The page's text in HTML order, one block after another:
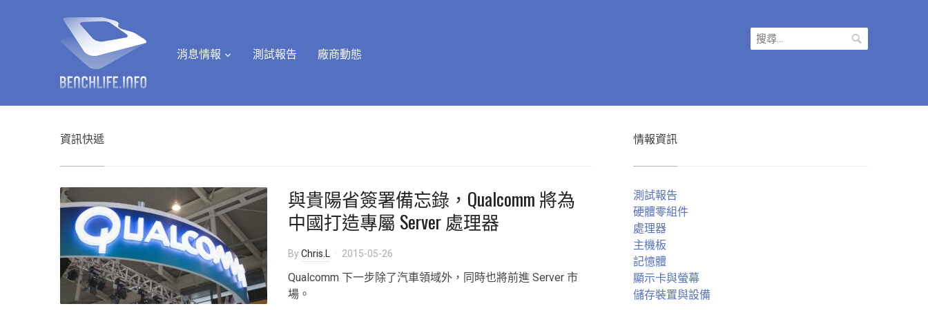
消息情報 測試報告 廠商動態
搜
尋
資訊快遞
與貴陽省簽署備忘錄，Qualcomm 將為
中國打造專屬 Server 處理器
ByChris.L 2015-05-26
Qualcomm 下一步除了汽車領域外，同時也將前進 Server 市
場。
情報資訊
測試報告
硬體零組件
處理器
主機板
記憶體
顯示卡與螢幕
儲存裝置與設備